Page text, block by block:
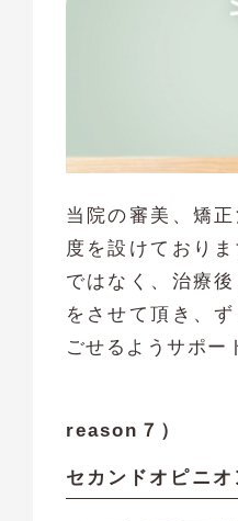
当院の審美、矯
度を設けており
ではなく、治療
をさせて頂き、
ごせるようサポー
reason７）
セカンドオピニ